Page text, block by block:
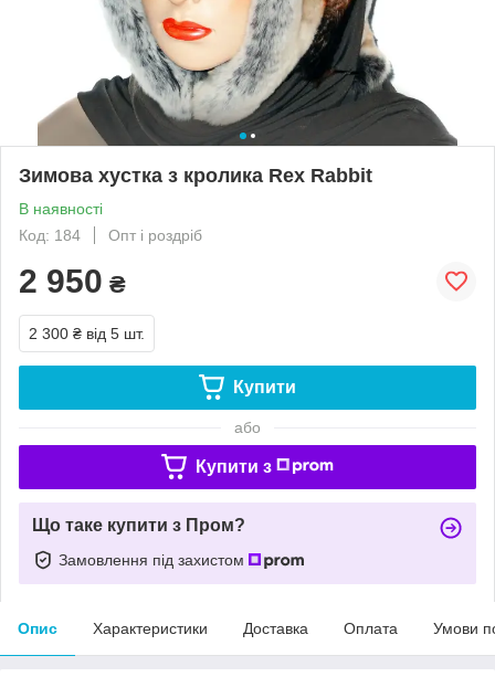
Зимова хустка з кролика Rex Rabbit
В наявності
Код: 184
Опт і роздріб
2 950 ₴
2 300 ₴ від 5 шт.
Купити
або
Купити з
Що таке купити з Пром?
Замовлення під захистом
Опис Характеристики Доставка Оплата Умови